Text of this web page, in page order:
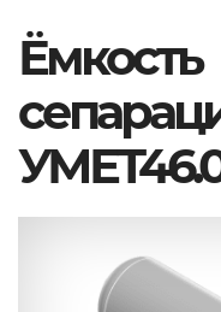
Ёмкость